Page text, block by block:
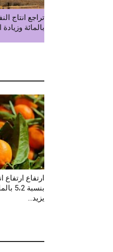
بالمائة
ارتفاع
يزيد...